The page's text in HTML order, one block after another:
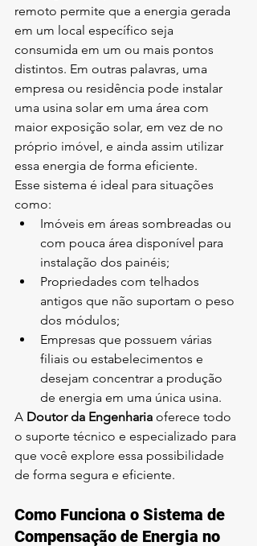
remoto permite que a energia gerada
em um local específico seja
consumida em um ou mais pontos
distintos. Em outras palavras, uma
empresa ou residência pode instalar
uma usina solar em uma área com
maior exposição solar, em vez de no
próprio imóvel, e ainda assim utilizar
essa energia de forma eficiente.
Esse sistema é ideal para situações
como:
Imóveis em áreas sombreadas ou
com pouca área disponível para
instalação dos painéis;
Propriedades com telhados
antigos que não suportam o peso
dos módulos;
Empresas que possuem várias
filiais ou estabelecimentos e
desejam concentrar a produção
de energia em uma única usina.
A Doutor da Engenharia oferece todo
o suporte técnico e especializado para
que você explore essa possibilidade
de forma segura e eficiente.
Como Funciona o Sistema de
Compensação de Energia no